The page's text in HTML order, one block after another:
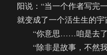
阳说：“当一个作者写完
就变成了一个活生生的
“你意思……咱是去了
“除非是故事，不然我